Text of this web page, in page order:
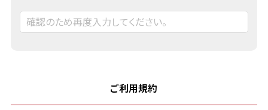
ご利用規約